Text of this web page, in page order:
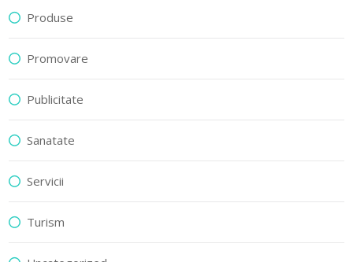
Produse
Promovare
Publicitate
Sanatate
Servicii
Turism